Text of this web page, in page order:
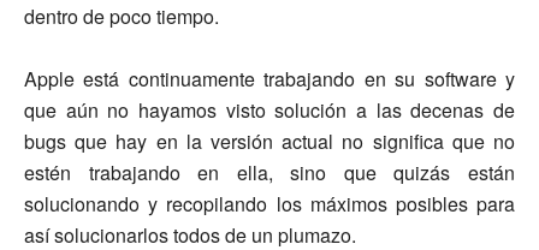
dentro de poco tiempo.
Apple está continuamente trabajando en su software y
que aún no hayamos visto solución a las decenas de
bugs que hay en la versión actual no significa que no
estén trabajando en ella, sino que quizás están
solucionando y recopilando los máximos posibles para
así solucionarlos todos de un plumazo.